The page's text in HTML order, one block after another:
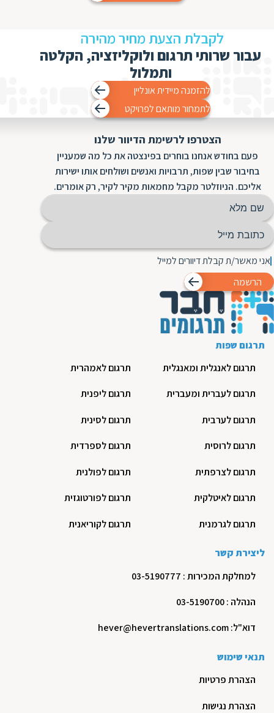
לקבלת הצעת מחיר מהירה
עבור שרותי תרגום ולוקליזציה, הקלטה
ותמלול
להזמנה מיידית אונליין
לתמחור מותאם לפרויקט
הצטרפו לרשימת הדיוור שלנו
פעם בחודש אנחנו בוחרים בפינצטה את כל מה שמעניין
בחיבור שבין שפות, תרבויות ואנשים ושולחים אותו ישירות
אליכם. הניוזלטר מקבל מחמאות מקיר לקיר, רק אומרים.
אני מאשר/ת קבלת דיוורים למייל
הרשמה
תרגום שפות
תרגום לאנגלית ומאנגלית
תרגום לעברית ומעברית
תרגום לערבית
תרגום לרוסית
תרגום לצרפתית
תרגום לאיטלקית
תרגום לגרמנית
תרגום לאמהרית
תרגום ליפנית
תרגום לסינית
תרגום לספרדית
תרגום לפולנית
תרגום לפורטוגזית
תרגום לקוריאנית
ליצירת קשר
למחלקת המכירות : 03-5190777
הנהלה : 03-5190700
דוא"ל: hever@hevertranslations.com
תנאי שימוש
הצהרת פרטיות
הצהרת נגישות